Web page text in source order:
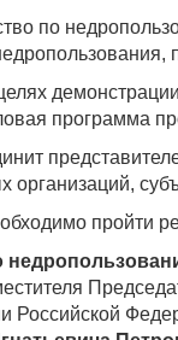
по
программа
организаций,
пройти
Российской